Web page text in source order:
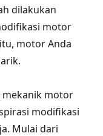
dilakukan
motor
motor Anda
mekanik motor
modifikasi
Mulai dari